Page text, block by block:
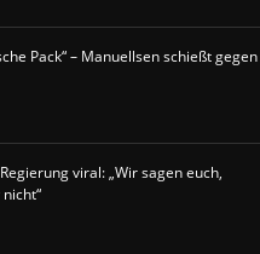
Pack“ – Manuellsen schießt gegen
viral: „Wir sagen euch,